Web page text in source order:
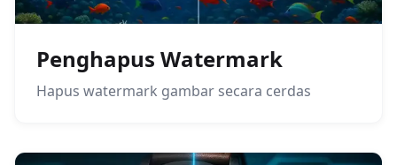
Penghapus Watermark
Hapus watermark gambar secara cerdas